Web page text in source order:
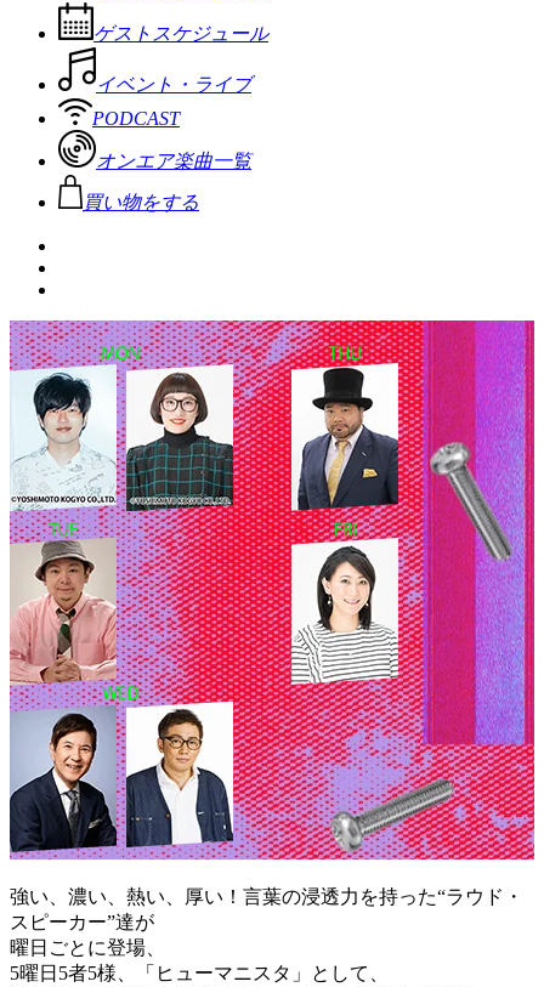
ゲストスケジュール
イベント・ライブ
PODCAST
オンエア楽曲一覧
買い物をする
強い、濃い、熱い、厚い！言葉の浸透力を持った“ラウド・
スピーカー”達が
曜日ごとに登場、
5曜日5者5様、「ヒューマニスタ」として、